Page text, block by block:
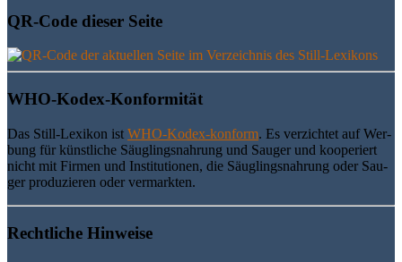
QR-Code die­ser Seite
WHO-Kodex-Kon­for­mi­tät
Das Still-Lexi­kon ist WHO-Kodex-kon­form. Es ver­zich­tet auf Wer­
bung für künst­li­che Säug­lings­nah­rung und Sau­ger und koope­riert
nicht mit Fir­men und Insti­tu­tio­nen, die Säug­lings­nah­rung oder Sau­
ger pro­du­zie­ren oder vermarkten.
Recht­li­che Hinweise